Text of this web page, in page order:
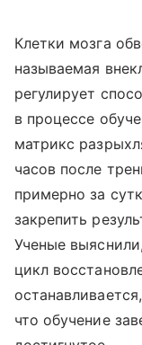
Клетки мозга
называемая
регулирует
в процессе
матрикс
часов после
примерно за
закрепить
Ученые
цикл
что обучение